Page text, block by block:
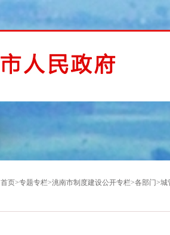
首页>专题专栏>洮南市制度建设公开专栏>各部门>城